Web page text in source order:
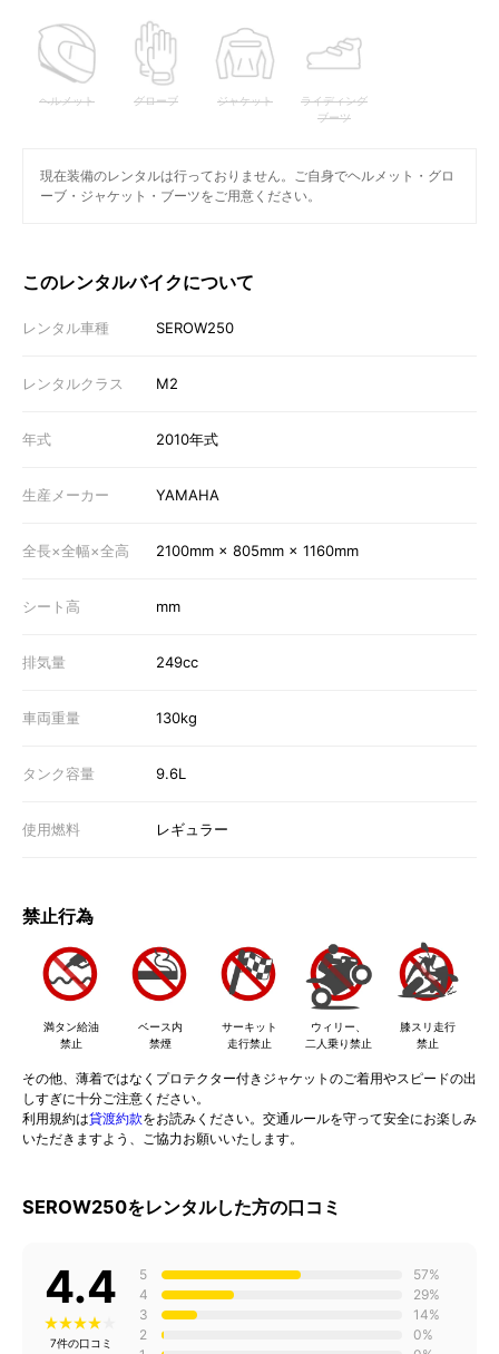
ヘルメット グローブ ジャケット
ライディング
ブーツ
現在装備のレンタルは行っておりません。ご自身でヘルメット・グロ
ーブ・ジャケット・ブーツをご用意ください。
このレンタルバイクについて
レンタル車種 SEROW250
レンタルクラス M2
年式 2010年式
生産メーカー YAMAHA
全長×全幅×全高 2100mm × 805mm × 1160mm
シート高 mm
排気量 249cc
車両重量 130kg
タンク容量 9.6L
使用燃料 レギュラー
禁止行為
満タン給油
禁止
ベース内
禁煙
サーキット
走行禁止
ウィリー、
二人乗り禁止
膝スリ走行
禁止
その他、薄着ではなくプロテクター付きジャケットのご着用やスピードの出
しすぎに十分ご注意ください。
利用規約は貸渡約款をお読みください。交通ルールを守って安全にお楽しみ
いただきますよう、ご協力お願いいたします。
SEROW250をレンタルした方の口コミ
4.4
7件の口コミ
5
57%
4
29%
3
14%
2
0%